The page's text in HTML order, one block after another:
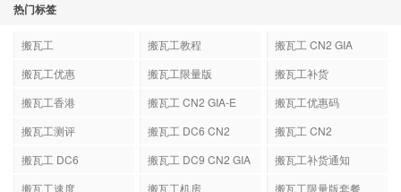
热门标签
搬瓦工 搬瓦工教程
搬瓦工 CN2 GIA
搬瓦工优惠
搬瓦工限量版
搬瓦工补货
搬瓦工香港
搬瓦工 CN2 GIA-E
搬瓦工优惠码
搬瓦工测评
搬瓦工 DC6 CN2
搬瓦工 CN2
搬瓦工 DC6
搬瓦工 DC9 CN2 GIA
搬瓦工补货通知
搬瓦工速度
搬瓦工机房
搬瓦工限量版套餐